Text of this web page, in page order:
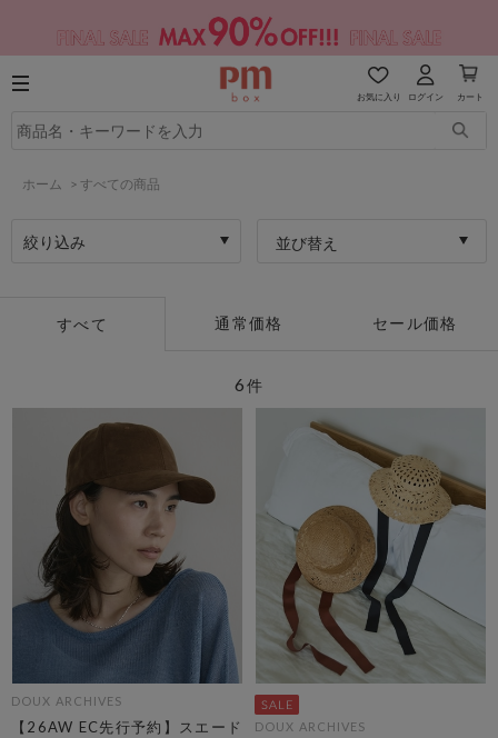
お気に入り ログイン カート
ホーム > すべての商品
絞り込み 並び替え
すべて 通常価格 セール価格
6件
DOUX ARCHIVES
【26AW EC先行予約】スエード
DOUX ARCHIVES